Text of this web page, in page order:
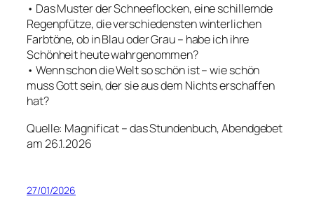
• Das Muster der Schneeflocken, eine schillernde
Regenpfütze, die verschiedensten winterlichen
Farbtöne, ob in Blau oder Grau – habe ich ihre
Schönheit heute wahrgenommen?
• Wenn schon die Welt so schön ist – wie schön
muss Gott sein, der sie aus dem Nichts erschaffen
hat?
Quelle: Magnificat – das Stundenbuch, Abendgebet
am 26.1.2026
27/01/2026